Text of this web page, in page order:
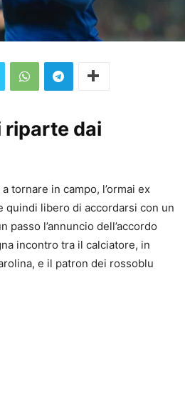
riparte dai
tornare in campo, l’ormai ex
quindi libero di accordarsi con un
passo l’annuncio dell’accordo
incontro tra il calciatore, in
e il patron dei rossoblu